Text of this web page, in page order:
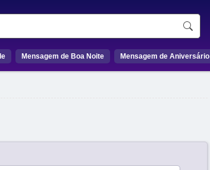
Mensagem de Boa Noite Mensagem de Aniversário